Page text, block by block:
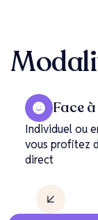
Face
Individuel ou
vous profitez
direct